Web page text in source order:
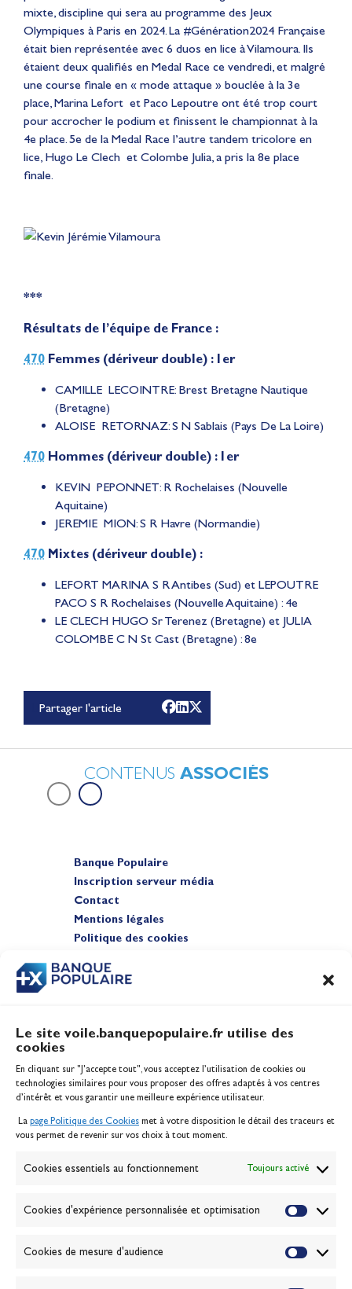
Le site voile.banquepopulaire.fr utilise des
cookies
En cliquant sur "J'accepte tout", vous acceptez l’utilisation de cookies ou
technologies similaires pour vous proposer des offres adaptés à vos centres
d’intérêt et vous garantir une meilleure expérience utilisateur.
La page Politique des Cookies met à votre disposition le détail des traceurs et
vous permet de revenir sur vos choix à tout moment.
Cookies essentiels au fonctionnement Toujours activé
Cookies d'expérience personnalisée et optimisation
Cookies de mesure d'audience
mixte, discipline qui sera au programme des Jeux
Olympiques à Paris en 2024. La #Génération2024 Française
était bien représentée avec 6 duos en lice à Vilamoura. Ils
étaient deux qualifiés en Medal Race ce vendredi, et malgré
une course finale en « mode attaque » bouclée à la 3e
place, Marina Lefort et Paco Lepoutre ont été trop court
pour accrocher le podium et finissent le championnat à la
4e place. 5e de la Medal Race l’autre tandem tricolore en
lice, Hugo Le Clech et Colombe Julia, a pris la 8e place
finale.
***
Résultats de l’équipe de France :
470 Femmes (dériveur double) : 1er
CAMILLE LECOINTRE: Brest Bretagne Nautique
(Bretagne)
ALOISE RETORNAZ: S N Sablais (Pays De La Loire)
470 Hommes (dériveur double) : 1er
KEVIN PEPONNET: R Rochelaises (Nouvelle
Aquitaine)
JEREMIE MION: S R Havre (Normandie)
470 Mixtes (dériveur double) :
LEFORT MARINA S R Antibes (Sud) et LEPOUTRE
PACO S R Rochelaises (Nouvelle Aquitaine) : 4e
LE CLECH HUGO Sr Terenez (Bretagne) et JULIA
COLOMBE C N St Cast (Bretagne) : 8e
Partager l'article
CONTENUS ASSOCIÉS
Lauriane Nolot en or à
d'eau des Jeux
Olympiques 2028
Banque Populaire
Inscription serveur média
Contact
Mentions légales
Politique des cookies
Banque de la voile
Espace presse
NEWSLETTER
ABONNEZ-VOUS